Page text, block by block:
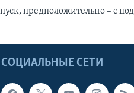
предположительно – с
СОЦИАЛЬНЫЕ СЕТИ